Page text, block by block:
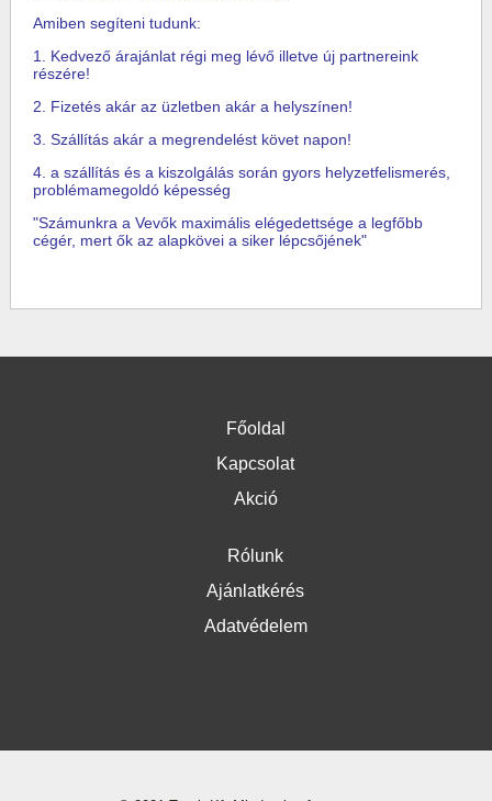
Amiben segíteni tudunk:
1. Kedvező árajánlat régi meg lévő illetve új partnereink
részére!
2. Fizetés akár az üzletben akár a helyszínen!
3. Szállítás akár a megrendelést követ napon!
4. a szállítás és a kiszolgálás során gyors helyzetfelismerés,
problémamegoldó képesség
"Számunkra a Vevők maximális elégedettsége a legfőbb
cégér, mert ők az alapkövei a siker lépcsőjének"
Főoldal
Kapcsolat
Akció
Rólunk
Ajánlatkérés
Adatvédelem